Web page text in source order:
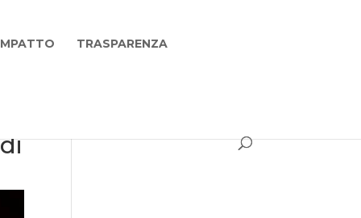
TRASPARENZA